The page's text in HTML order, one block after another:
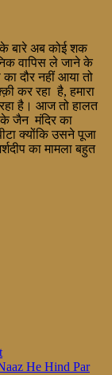
बारे अब कोई शक
वापिस ले जाने के
दौर नहीं आया तो
कर रहा है, हमारा
है। आज तो हालत
जैन मंदिर का
क्योंकि उसने पूजा
का मामला बहुत
He Hind Par